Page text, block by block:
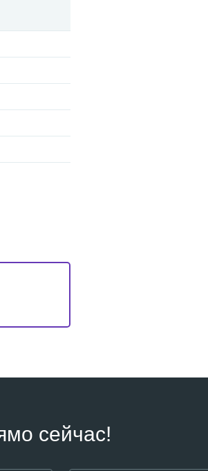
сейчас!